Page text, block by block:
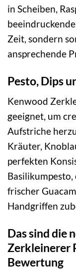
in Scheiben,
Zeit, sondern
ansprechende
Pesto, Dips
Kenwood
geeignet, um
Aufstriche
Kräuter,
perfekten
frischer
Handgriffen
Das sind die
Zerkleinerer
Bewertung